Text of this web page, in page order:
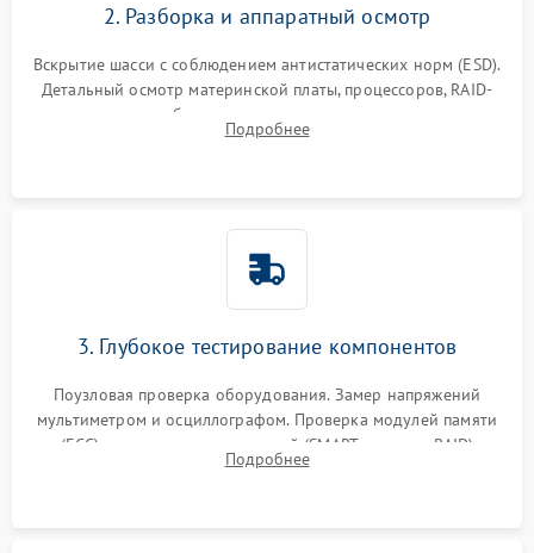
2. Разборка и аппаратный осмотр
Вскрытие шасси с соблюдением антистатических норм (ESD).
Детальный осмотр материнской платы, процессоров, RAID-
контроллеров и блоков питания на наличие термических
повреждений, прогаров или окислений.
Подробнее
3. Глубокое тестирование компонентов
Поузловая проверка оборудования. Замер напряжений
мультиметром и осциллографом. Проверка модулей памяти
(ECC) и состояния накопителей (SMART, массивы RAID)
специализированными диагностическими утилитами.
Подробнее